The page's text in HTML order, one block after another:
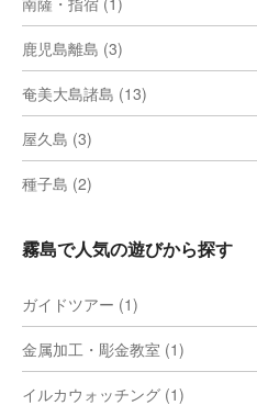
鹿児島離島 (3)
奄美大島諸島 (13)
屋久島 (3)
種子島 (2)
霧島で人気の遊びから探す
ガイドツアー (1)
金属加工・彫金教室 (1)
イルカウォッチング (1)